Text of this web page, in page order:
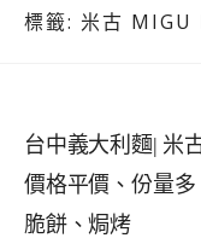
標籤: 米古 MIGU
台中義大利麵| 米
價格平價、份量多
脆餅、焗烤